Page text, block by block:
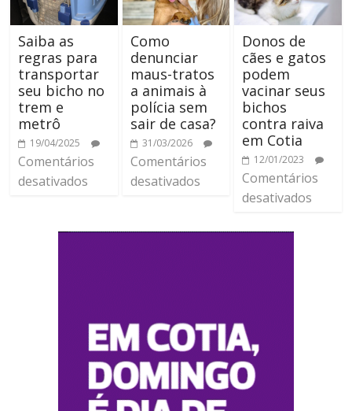
Saiba as
regras para
transportar
seu bicho no
trem e
metrô
19/04/2025
Comentários
desativados
Como
denunciar
maus-tratos
a animais à
polícia sem
sair de casa?
31/03/2026
Comentários
desativados
Donos de
cães e gatos
podem
vacinar seus
bichos
contra raiva
em Cotia
12/01/2023
Comentários
desativados